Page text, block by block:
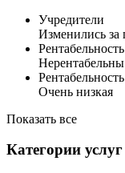
Учредители
Изменились за
Нерентабельны
Очень низкая
Показать все
Категории услуг